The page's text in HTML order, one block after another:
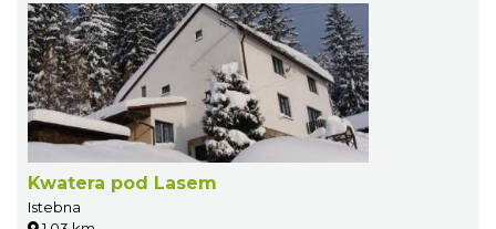
Kwatera pod Lasem
Istebna